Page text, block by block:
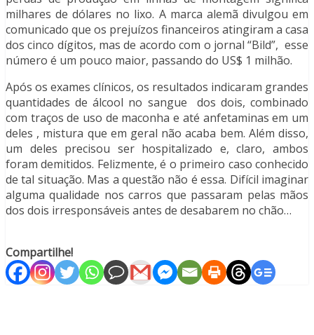
milhares de dólares no lixo. A marca alemã divulgou em
comunicado que os prejuízos financeiros atingiram a casa
dos cinco dígitos, mas de acordo com o jornal “Bild”, esse
número é um pouco maior, passando do US$ 1 milhão.
Após os exames clínicos, os resultados indicaram grandes
quantidades de álcool no sangue dos dois, combinado
com traços de uso de maconha e até anfetaminas em um
deles , mistura que em geral não acaba bem. Além disso,
um deles precisou ser hospitalizado e, claro, ambos
foram demitidos. Felizmente, é o primeiro caso conhecido
de tal situação. Mas a questão não é essa. Difícil imaginar
alguma qualidade nos carros que passaram pelas mãos
dos dois irresponsáveis antes de desabarem no chão…
Compartilhe!